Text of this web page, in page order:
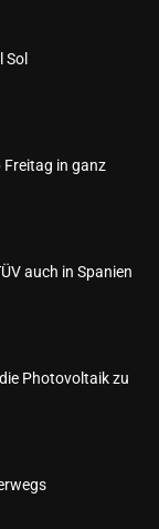
Sol
in ganz
auch in Spanien
Photovoltaik zu